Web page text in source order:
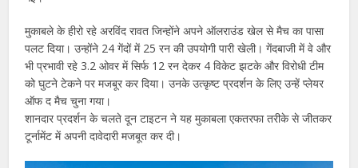
मुकाबले के हीरो रहे अरविंद रावत जिन्होंने अपने ऑलराउंड खेल से मैच का पासा
पलट दिया। उन्होंने 24 गेंदों में 25 रन की उपयोगी पारी खेली। गेंदबाजी में वे और
भी प्रभावी रहे 3.2 ओवर में सिर्फ 12 रन देकर 4 विकेट झटके और विरोधी टीम
को घुटने टेकने पर मजबूर कर दिया। उनके उत्कृष्ट प्रदर्शन के लिए उन्हें प्लेयर
ऑफ द मैच चुना गया।
शानदार प्रदर्शन के चलते दून टाइटन ने यह मुकाबला एकतरफा तरीके से जीतकर
टूर्नामेंट में अपनी दावेदारी मजबूत कर दी।